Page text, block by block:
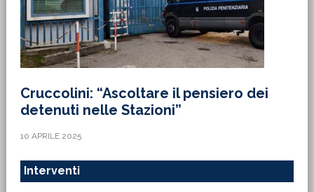
Cruccolini: “Ascoltare il pensiero dei
detenuti nelle Stazioni”
10 APRILE 2025
Interventi